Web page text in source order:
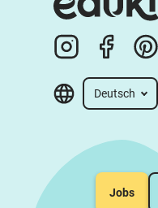
Deutsch
Jobs